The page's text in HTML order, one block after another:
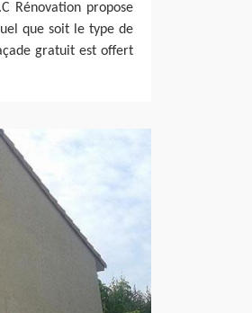
Rénovation propose
que soit le type de
gratuit est offert